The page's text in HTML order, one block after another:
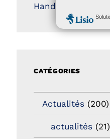
Handicap
CATÉGORIES
Actualités (200)
actualités (21)